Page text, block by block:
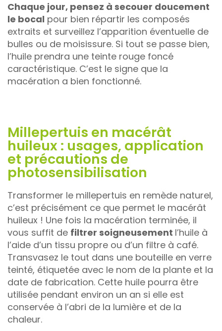
Chaque jour, pensez à secouer doucement
le bocal pour bien répartir les composés
extraits et surveillez l’apparition éventuelle de
bulles ou de moisissure. Si tout se passe bien,
l’huile prendra une teinte rouge foncé
caractéristique. C’est le signe que la
macération a bien fonctionné.
Millepertuis en macérât
huileux : usages, application
et précautions de
photosensibilisation
Transformer le millepertuis en remède naturel,
c’est précisément ce que permet le macérât
huileux ! Une fois la macération terminée, il
vous suffit de filtrer soigneusement l’huile à
l’aide d’un tissu propre ou d’un filtre à café.
Transvasez le tout dans une bouteille en verre
teinté, étiquetée avec le nom de la plante et la
date de fabrication. Cette huile pourra être
utilisée pendant environ un an si elle est
conservée à l’abri de la lumière et de la
chaleur.